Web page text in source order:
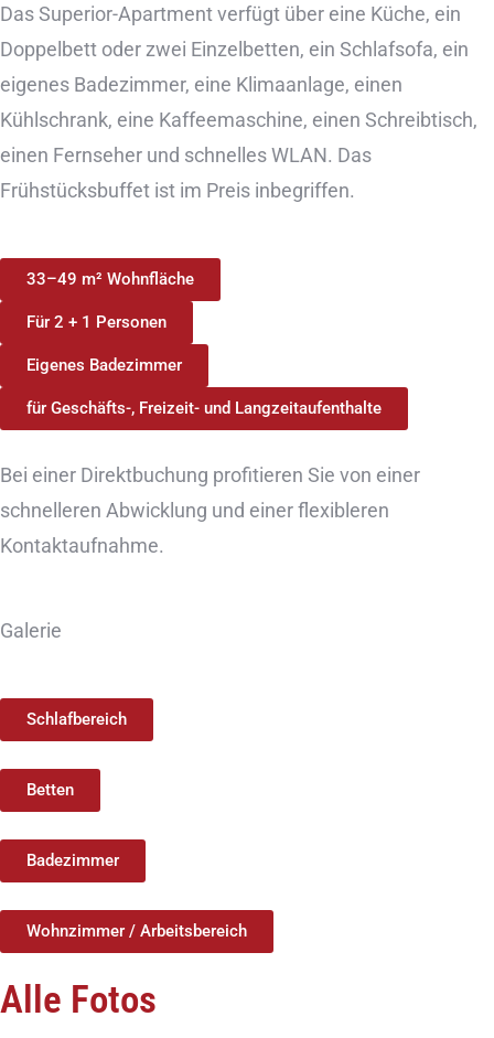
Das Superior-Apartment verfügt über eine Küche, ein
Doppelbett oder zwei Einzelbetten, ein Schlafsofa, ein
eigenes Badezimmer, eine Klimaanlage, einen
Kühlschrank, eine Kaffeemaschine, einen Schreibtisch,
einen Fernseher und schnelles WLAN. Das
Frühstücksbuffet ist im Preis inbegriffen.
33–49 m² Wohnfläche
Für 2 + 1 Personen
Eigenes Badezimmer
für Geschäfts-, Freizeit- und Langzeitaufenthalte
Bei einer Direktbuchung profitieren Sie von einer
schnelleren Abwicklung und einer flexibleren
Kontaktaufnahme.
Galerie
Schlafbereich
Betten
Badezimmer
Wohnzimmer / Arbeitsbereich
Alle Fotos